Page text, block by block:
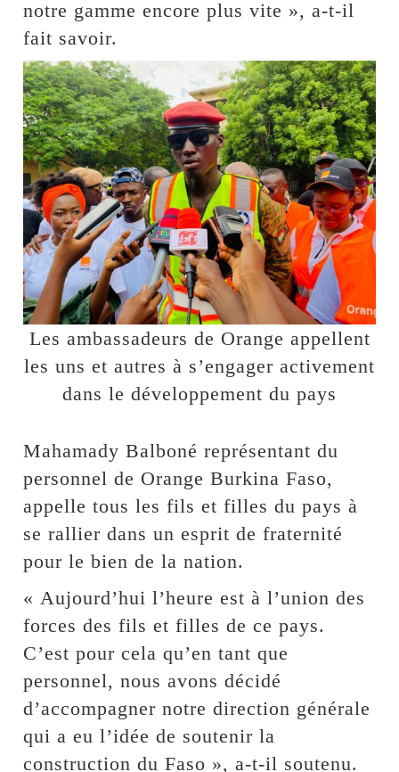
notre gamme encore plus vite », a-t-il
fait savoir.
Les ambassadeurs de Orange appellent
les uns et autres à s’engager activement
dans le développement du pays
Mahamady Balboné représentant du
personnel de Orange Burkina Faso,
appelle tous les fils et filles du pays à
se rallier dans un esprit de fraternité
pour le bien de la nation.
« Aujourd’hui l’heure est à l’union des
forces des fils et filles de ce pays.
C’est pour cela qu’en tant que
personnel, nous avons décidé
d’accompagner notre direction générale
qui a eu l’idée de soutenir la
construction du Faso », a-t-il soutenu.